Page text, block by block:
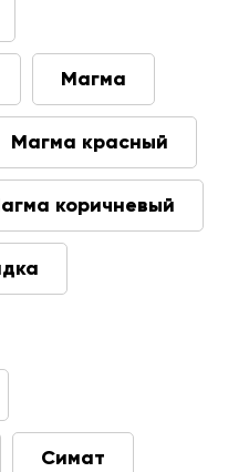
Магма
Магма красный
коричневый
Симат